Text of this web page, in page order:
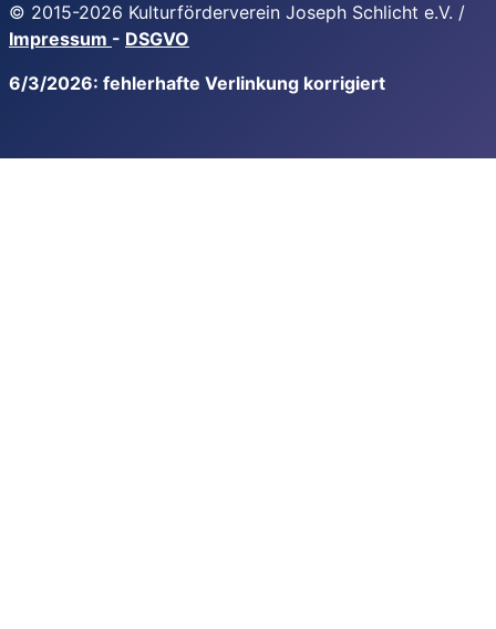
© 2015-2026 Kulturförderverein Joseph Schlicht e.V. /
Impressum - DSGVO
6/3/2026: fehlerhafte Verlinkung korrigiert